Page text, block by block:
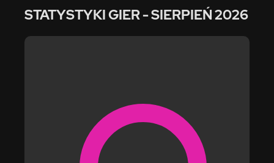
STATYSTYKI GIER- SIERPIEŃ 2026